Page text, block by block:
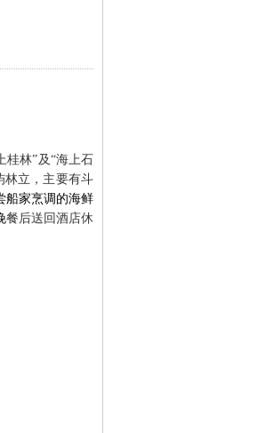
桂林”及“海上石
林立，主要有斗
船家烹调的海鲜
餐后送回酒店休